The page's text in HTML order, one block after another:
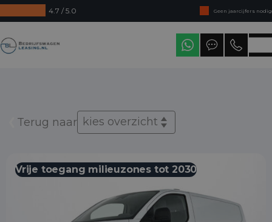
4.7 / 5.0
Geen jaarcijfers nodig
Direct uit voorraad leverbaar
Levering in heel Nederland
Terug naar kies overzicht
Vrije toegang milieuzones tot 2030